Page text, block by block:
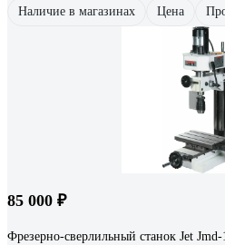
Наличие в магазинах Цена
85 000 ₽
Фрезерно-сверлильный станок Jet